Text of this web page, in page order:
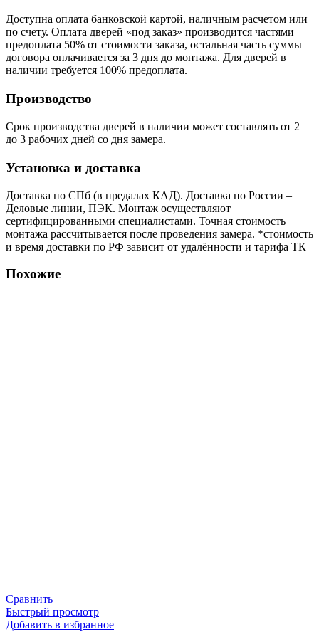
Доступна оплата банковской картой, наличным расчетом или
по счету. Оплата дверей «под заказ» производится частями —
предоплата 50% от стоимости заказа, остальная часть суммы
договора оплачивается за 3 дня до монтажа. Для дверей в
наличии требуется 100% предоплата.
Производство
Срок производства дверей в наличии может составлять от 2
до 3 рабочих дней со дня замера.
Установка и доставка
Доставка по СПб (в предалах КАД). Доставка по России –
Деловые линии, ПЭК. Монтаж осуществляют
сертифицированными специалистами. Точная стоимость
монтажа рассчитывается после проведения замера. *стоимость
и время доставки по РФ зависит от удалённости и тарифа ТК
Похожие
Сравнить
Быстрый просмотр
Добавить в избранное